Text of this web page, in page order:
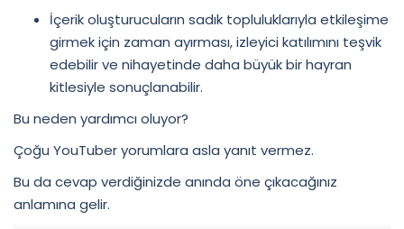
İçerik oluşturucuların sadık topluluklarıyla etkileşime
girmek için zaman ayırması, izleyici katılımını teşvik
edebilir ve nihayetinde daha büyük bir hayran
kitlesiyle sonuçlanabilir.
Bu neden yardımcı oluyor?
Çoğu YouTuber yorumlara asla yanıt vermez.
Bu da cevap verdiğinizde anında öne çıkacağınız
anlamına gelir.